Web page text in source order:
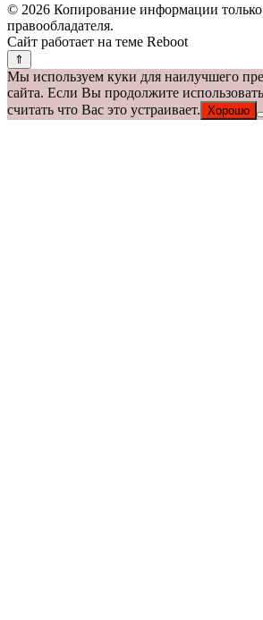
© 2026 Копирование информации только
правообладателя.
Сайт работает на теме Reboot
Мы используем куки для наилучшего
сайта. Если Вы продолжите
считать что Вас это устраивает. Хорошо